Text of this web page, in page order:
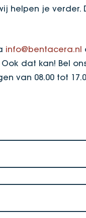
helpen je
info@bentacera.nl
dat kan! Bel
van 08.00 tot